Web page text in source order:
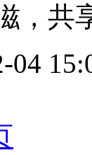
，共
04